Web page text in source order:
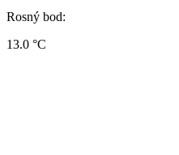
Rosný bod:
13.0 °C